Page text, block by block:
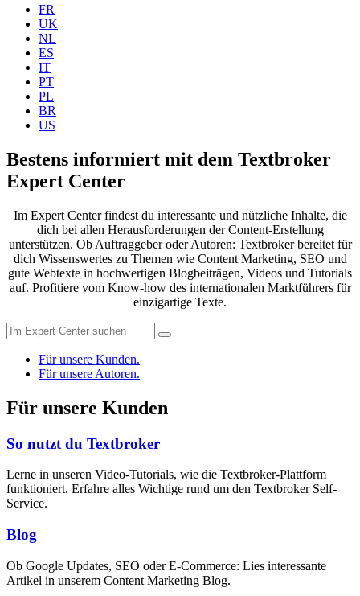
FR
UK
NL
ES
IT
PT
PL
BR
US
Bestens informiert mit dem Textbroker
Expert Center
Im Expert Center findest du interessante und nützliche Inhalte, die
dich bei allen Herausforderungen der Content-Erstellung
unterstützen. Ob Auftraggeber oder Autoren: Textbroker bereitet für
dich Wissenswertes zu Themen wie Content Marketing, SEO und
gute Webtexte in hochwertigen Blogbeiträgen, Videos und Tutorials
auf. Profitiere vom Know-how des internationalen Marktführers für
einzigartige Texte.
Für unsere Kunden.
Für unsere Autoren.
Für unsere Kunden
So nutzt du Textbroker
Lerne in unseren Video-Tutorials, wie die Textbroker-Plattform
funktioniert. Erfahre alles Wichtige rund um den Textbroker Self-
Service.
Blog
Ob Google Updates, SEO oder E-Commerce: Lies interessante
Artikel in unserem Content Marketing Blog.